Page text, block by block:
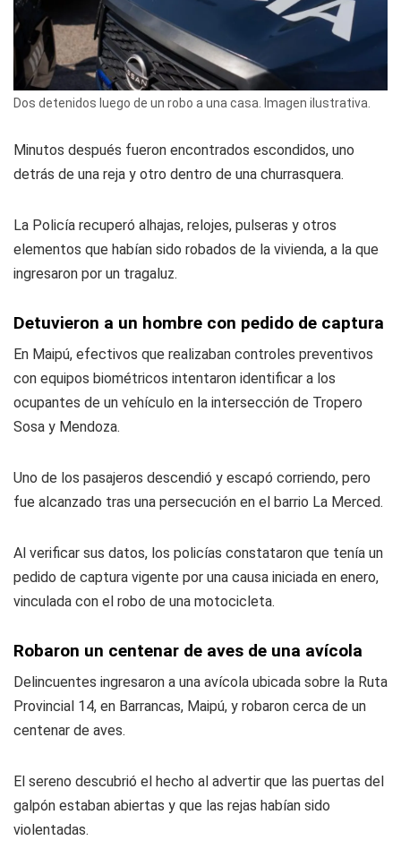
Dos detenidos luego de un robo a una casa. Imagen ilustrativa.
Minutos después fueron encontrados escondidos, uno
detrás de una reja y otro dentro de una churrasquera.
La Policía recuperó alhajas, relojes, pulseras y otros
elementos que habían sido robados de la vivienda, a la que
ingresaron por un tragaluz.
Detuvieron a un hombre con pedido de captura
En Maipú, efectivos que realizaban controles preventivos
con equipos biométricos intentaron identificar a los
ocupantes de un vehículo en la intersección de Tropero
Sosa y Mendoza.
Uno de los pasajeros descendió y escapó corriendo, pero
fue alcanzado tras una persecución en el barrio La Merced.
Al verificar sus datos, los policías constataron que tenía un
pedido de captura vigente por una causa iniciada en enero,
vinculada con el robo de una motocicleta.
Robaron un centenar de aves de una avícola
Delincuentes ingresaron a una avícola ubicada sobre la Ruta
Provincial 14, en Barrancas, Maipú, y robaron cerca de un
centenar de aves.
El sereno descubrió el hecho al advertir que las puertas del
galpón estaban abiertas y que las rejas habían sido
violentadas.